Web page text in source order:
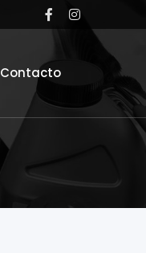
Contacto